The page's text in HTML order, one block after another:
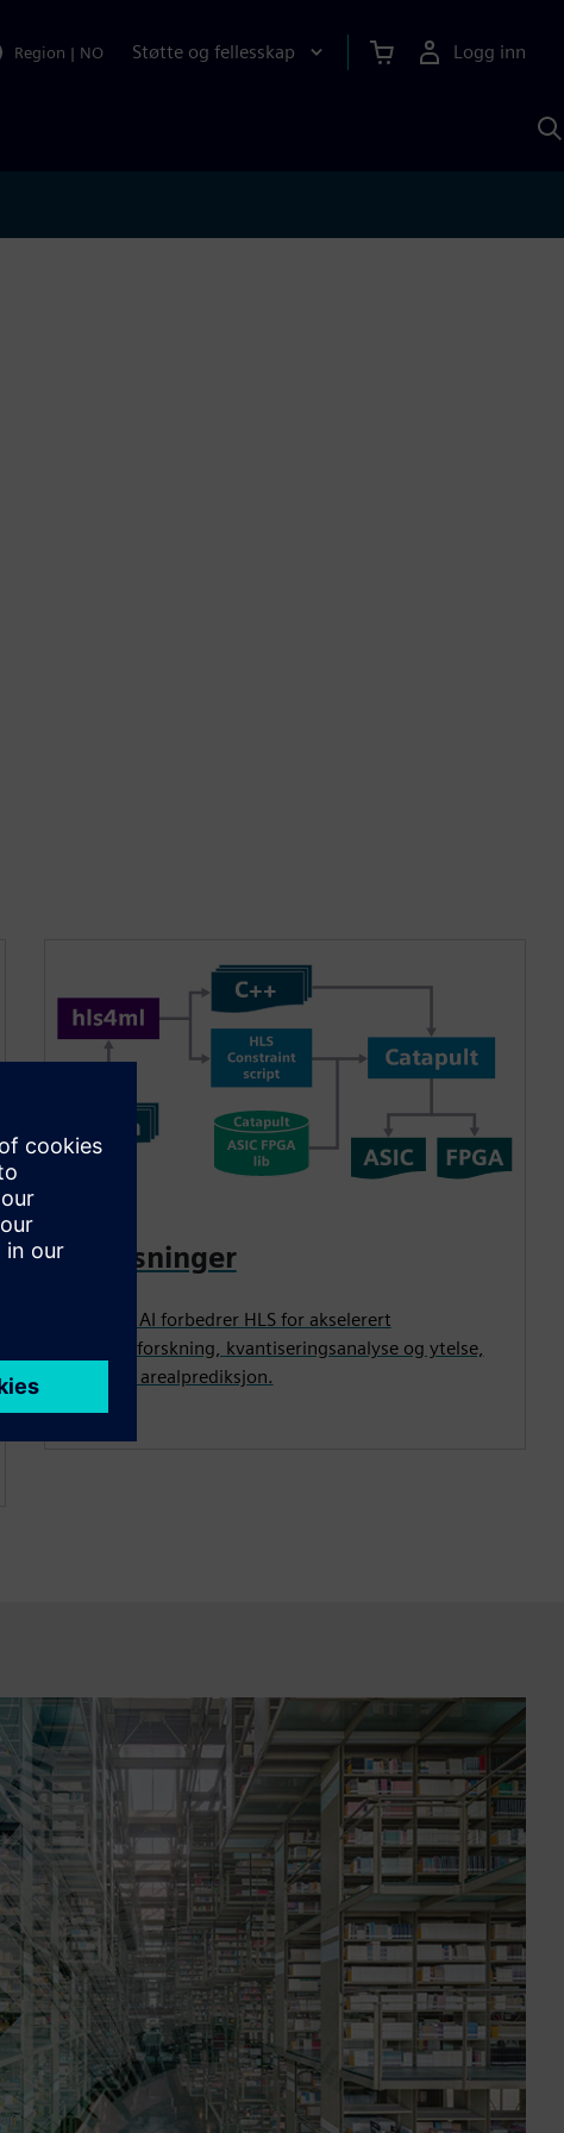
Region | NO Støtte og fellesskap Logg inn
AI-løsninger
Catapult AI forbedrer HLS for akselerert
designutforskning, kvantiseringsanalyse og ytelse,
kraft- og arealprediksjon.